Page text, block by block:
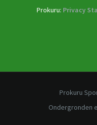
Prokuru: Privacy
Prokuru
Ondergronden